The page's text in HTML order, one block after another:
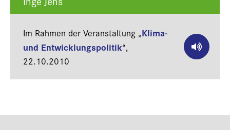
Im Rahmen der Veranstaltung „Klima-
und Entwicklungspolitik“,
22.10.2010